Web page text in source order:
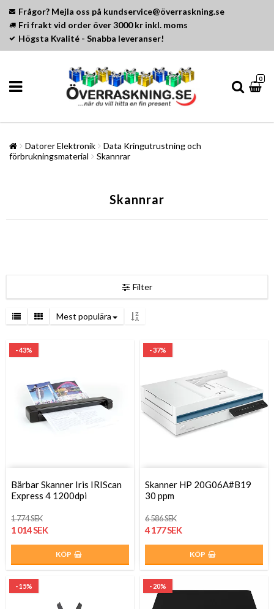
Frågor? Mejla oss på kundservice@överraskning.se
Fri frakt vid order över 3000 kr inkl. moms
Högsta Kvalité - Snabba leveranser!
0
Datorer Elektronik
Data Kringutrustning och
förbrukningsmaterial
Skannrar
Skannrar
Filter
Mest populära
- 43%
Bärbar Skanner Iris IRIScan
Express 4 1200dpi
1 774 SEK
1 014 SEK
KÖP
- 37%
Skanner HP 20G06A#B19
30 ppm
6 586 SEK
4 177 SEK
KÖP
- 15% - 20%